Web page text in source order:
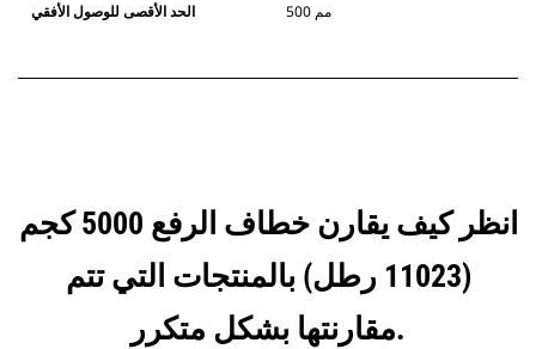
الحد الأقصى للوصول الأفقي 500 مم
انظر كيف يقارن خطاف الرفع 5000 كجم
(11023 رطل) بالمنتجات التي تتم
مقارنتها بشكل متكرر.